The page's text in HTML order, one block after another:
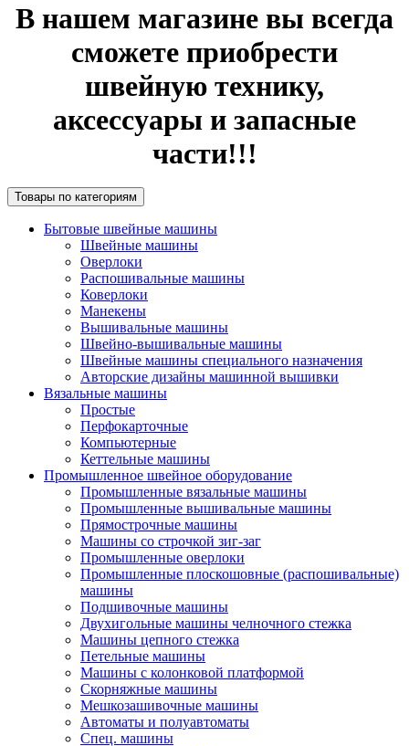
В нашем магазине вы всегда
сможете приобрести
швейную технику,
аксессуары и запасные
части!!!
Товары по категориям
Бытовые швейные машины
Швейные машины
Оверлоки
Распошивальные машины
Коверлоки
Манекены
Вышивальные машины
Швейно-вышивальные машины
Швейные машины специального назначения
Авторские дизайны машинной вышивки
Вязальные машины
Простые
Перфокарточные
Компьютерные
Кеттельные машины
Промышленное швейное оборудование
Промышленные вязальные машины
Промышленные вышивальные машины
Прямострочные машины
Машины со строчкой зиг-заг
Промышленные оверлоки
Промышленные плоскошовные (распошивальные)
машины
Подшивочные машины
Двухигольные машины челночного стежка
Машины цепного стежка
Петельные машины
Машины с колонковой платформой
Cкорняжные машины
Мешкозашивочные машины
Автоматы и полуавтоматы
Спец. машины